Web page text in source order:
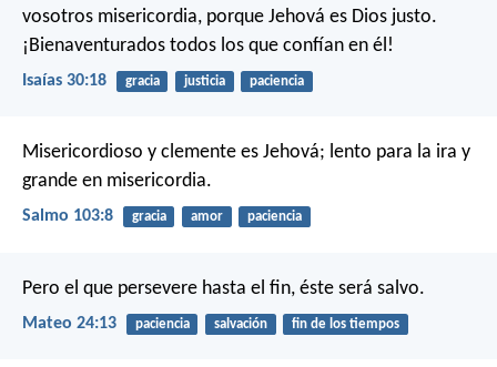
vosotros misericordia, porque Jehová es Dios justo.
¡Bienaventurados todos los que confían en él!
Isaías 30:18 gracia justicia paciencia
Misericordioso y clemente es Jehová; lento para la ira y
grande en misericordia.
Salmo 103:8 gracia amor paciencia
Pero el que persevere hasta el fin, éste será salvo.
Mateo 24:13 paciencia salvación fin de los tiempos